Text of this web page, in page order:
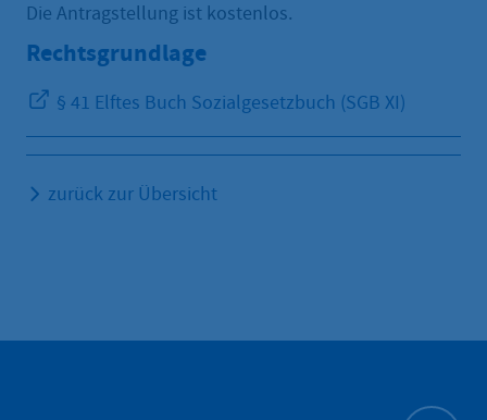
Die Antragstellung ist kostenlos.
Rechtsgrundlage
§ 41 Elftes Buch Sozialgesetzbuch (SGB XI)
zurück zur Übersicht